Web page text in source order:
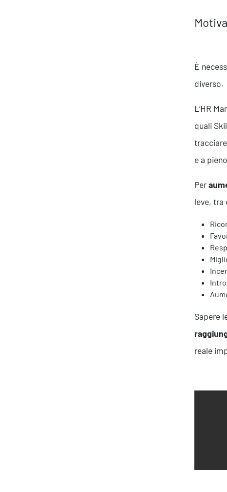
È
diverso.
L’HR
quali
e a
Per
leve, tra
Sapere
reale